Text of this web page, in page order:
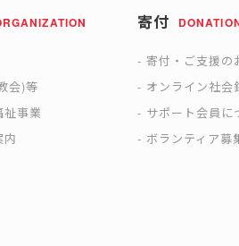
会)等
祉事業
内
寄付
寄付・ご支援の
オンライン社会
サポート会員に
ボランティア募